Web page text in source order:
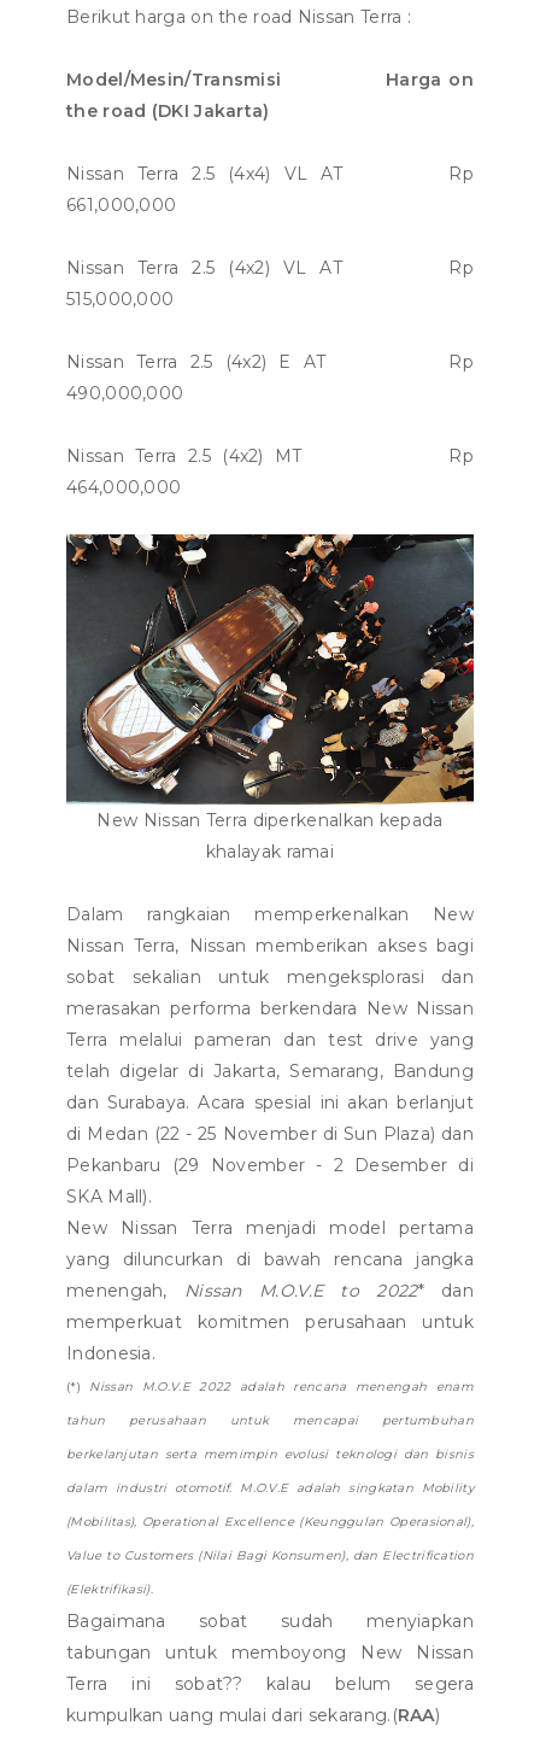
Berikut harga on the road Nissan Terra :
Model/Mesin/Transmisi Harga on
the road (DKI Jakarta)
Nissan Terra 2.5 (4x4) VL AT Rp
661,000,000
Nissan Terra 2.5 (4x2) VL AT Rp
515,000,000
Nissan Terra 2.5 (4x2) E AT Rp
490,000,000
Nissan Terra 2.5 (4x2) MT Rp
464,000,000
New Nissan Terra diperkenalkan kepada
khalayak ramai
Dalam rangkaian memperkenalkan New
Nissan Terra, Nissan memberikan akses bagi
sobat sekalian untuk mengeksplorasi dan
merasakan performa berkendara New Nissan
Terra melalui pameran dan test drive yang
telah digelar di Jakarta, Semarang, Bandung
dan Surabaya. Acara spesial ini akan berlanjut
di Medan (22 - 25 November di Sun Plaza) dan
Pekanbaru (29 November - 2 Desember di
SKA Mall).
New Nissan Terra menjadi model pertama
yang diluncurkan di bawah rencana jangka
menengah, Nissan M.O.V.E to 2022* dan
memperkuat komitmen perusahaan untuk
Indonesia.
(*) Nissan M.O.V.E 2022 adalah rencana menengah enam
tahun perusahaan untuk mencapai pertumbuhan
berkelanjutan serta memimpin evolusi teknologi dan bisnis
dalam industri otomotif. M.O.V.E adalah singkatan Mobility
(Mobilitas), Operational Excellence (Keunggulan Operasional),
Value to Customers (Nilai Bagi Konsumen), dan Electrification
(Elektrifikasi).
Bagaimana sobat sudah menyiapkan
tabungan untuk memboyong New Nissan
Terra ini sobat?? kalau belum segera
kumpulkan uang mulai dari sekarang.(RAA)